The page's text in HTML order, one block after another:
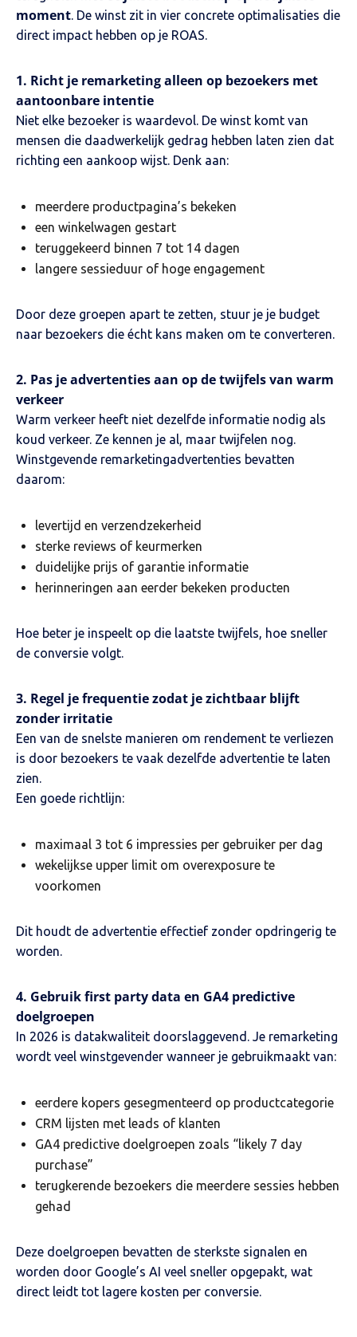
moment. De winst zit in vier concrete optimalisaties die
direct impact hebben op je ROAS.
1. Richt je remarketing alleen op bezoekers met
aantoonbare intentie
Niet elke bezoeker is waardevol. De winst komt van
mensen die daadwerkelijk gedrag hebben laten zien dat
richting een aankoop wijst. Denk aan:
meerdere productpagina’s bekeken
een winkelwagen gestart
teruggekeerd binnen 7 tot 14 dagen
langere sessieduur of hoge engagement
Door deze groepen apart te zetten, stuur je je budget
naar bezoekers die écht kans maken om te converteren.
2. Pas je advertenties aan op de twijfels van warm
verkeer
Warm verkeer heeft niet dezelfde informatie nodig als
koud verkeer. Ze kennen je al, maar twijfelen nog.
Winstgevende remarketingadvertenties bevatten
daarom:
levertijd en verzendzekerheid
sterke reviews of keurmerken
duidelijke prijs of garantie informatie
herinneringen aan eerder bekeken producten
Hoe beter je inspeelt op die laatste twijfels, hoe sneller
de conversie volgt.
3. Regel je frequentie zodat je zichtbaar blijft
zonder irritatie
Een van de snelste manieren om rendement te verliezen
is door bezoekers te vaak dezelfde advertentie te laten
zien.
Een goede richtlijn:
maximaal 3 tot 6 impressies per gebruiker per dag
wekelijkse upper limit om overexposure te
voorkomen
Dit houdt de advertentie effectief zonder opdringerig te
worden.
4. Gebruik first party data en GA4 predictive
doelgroepen
In 2026 is datakwaliteit doorslaggevend. Je remarketing
wordt veel winstgevender wanneer je gebruikmaakt van:
eerdere kopers gesegmenteerd op productcategorie
CRM lijsten met leads of klanten
GA4 predictive doelgroepen zoals “likely 7 day
purchase”
terugkerende bezoekers die meerdere sessies hebben
gehad
Deze doelgroepen bevatten de sterkste signalen en
worden door Google’s AI veel sneller opgepakt, wat
direct leidt tot lagere kosten per conversie.